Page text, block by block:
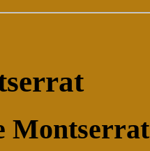
Montserrat